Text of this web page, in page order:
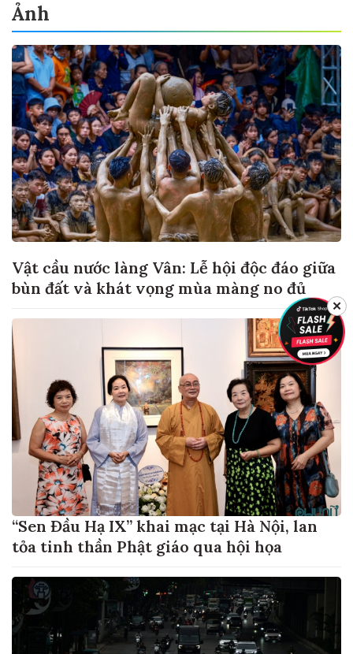
Ảnh
Vật cầu nước làng Vân: Lễ hội độc đáo giữa
bùn đất và khát vọng mùa màng no đủ
“Sen Đầu Hạ IX” khai mạc tại Hà Nội, lan
tỏa tinh thần Phật giáo qua hội họa
✕